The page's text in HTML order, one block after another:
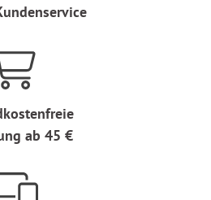
ab 45 €